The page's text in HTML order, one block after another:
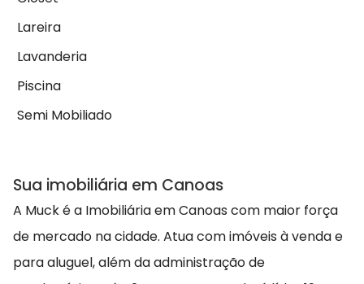
Lareira
Lavanderia
Piscina
Semi Mobiliado
Sua imobiliária em Canoas
A Muck é a Imobiliária em Canoas com maior força
de mercado na cidade. Atua com imóveis à venda e
para aluguel, além da administração de